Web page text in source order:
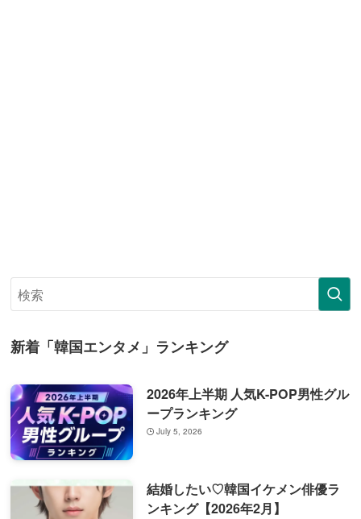
新着「韓国エンタメ」ランキング
2026年上半期 人気K-POP男性グル
ープランキング
July 5, 2026
結婚したい♡韓国イケメン俳優ラ
ンキング【2026年2月】